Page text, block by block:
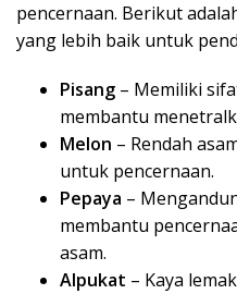
pencernaan. Berikut
yang lebih baik untuk
Pisang – Memiliki
membantu
Melon – Rendah
untuk pencernaan.
Pepaya –
membantu
asam.
Alpukat – Kaya